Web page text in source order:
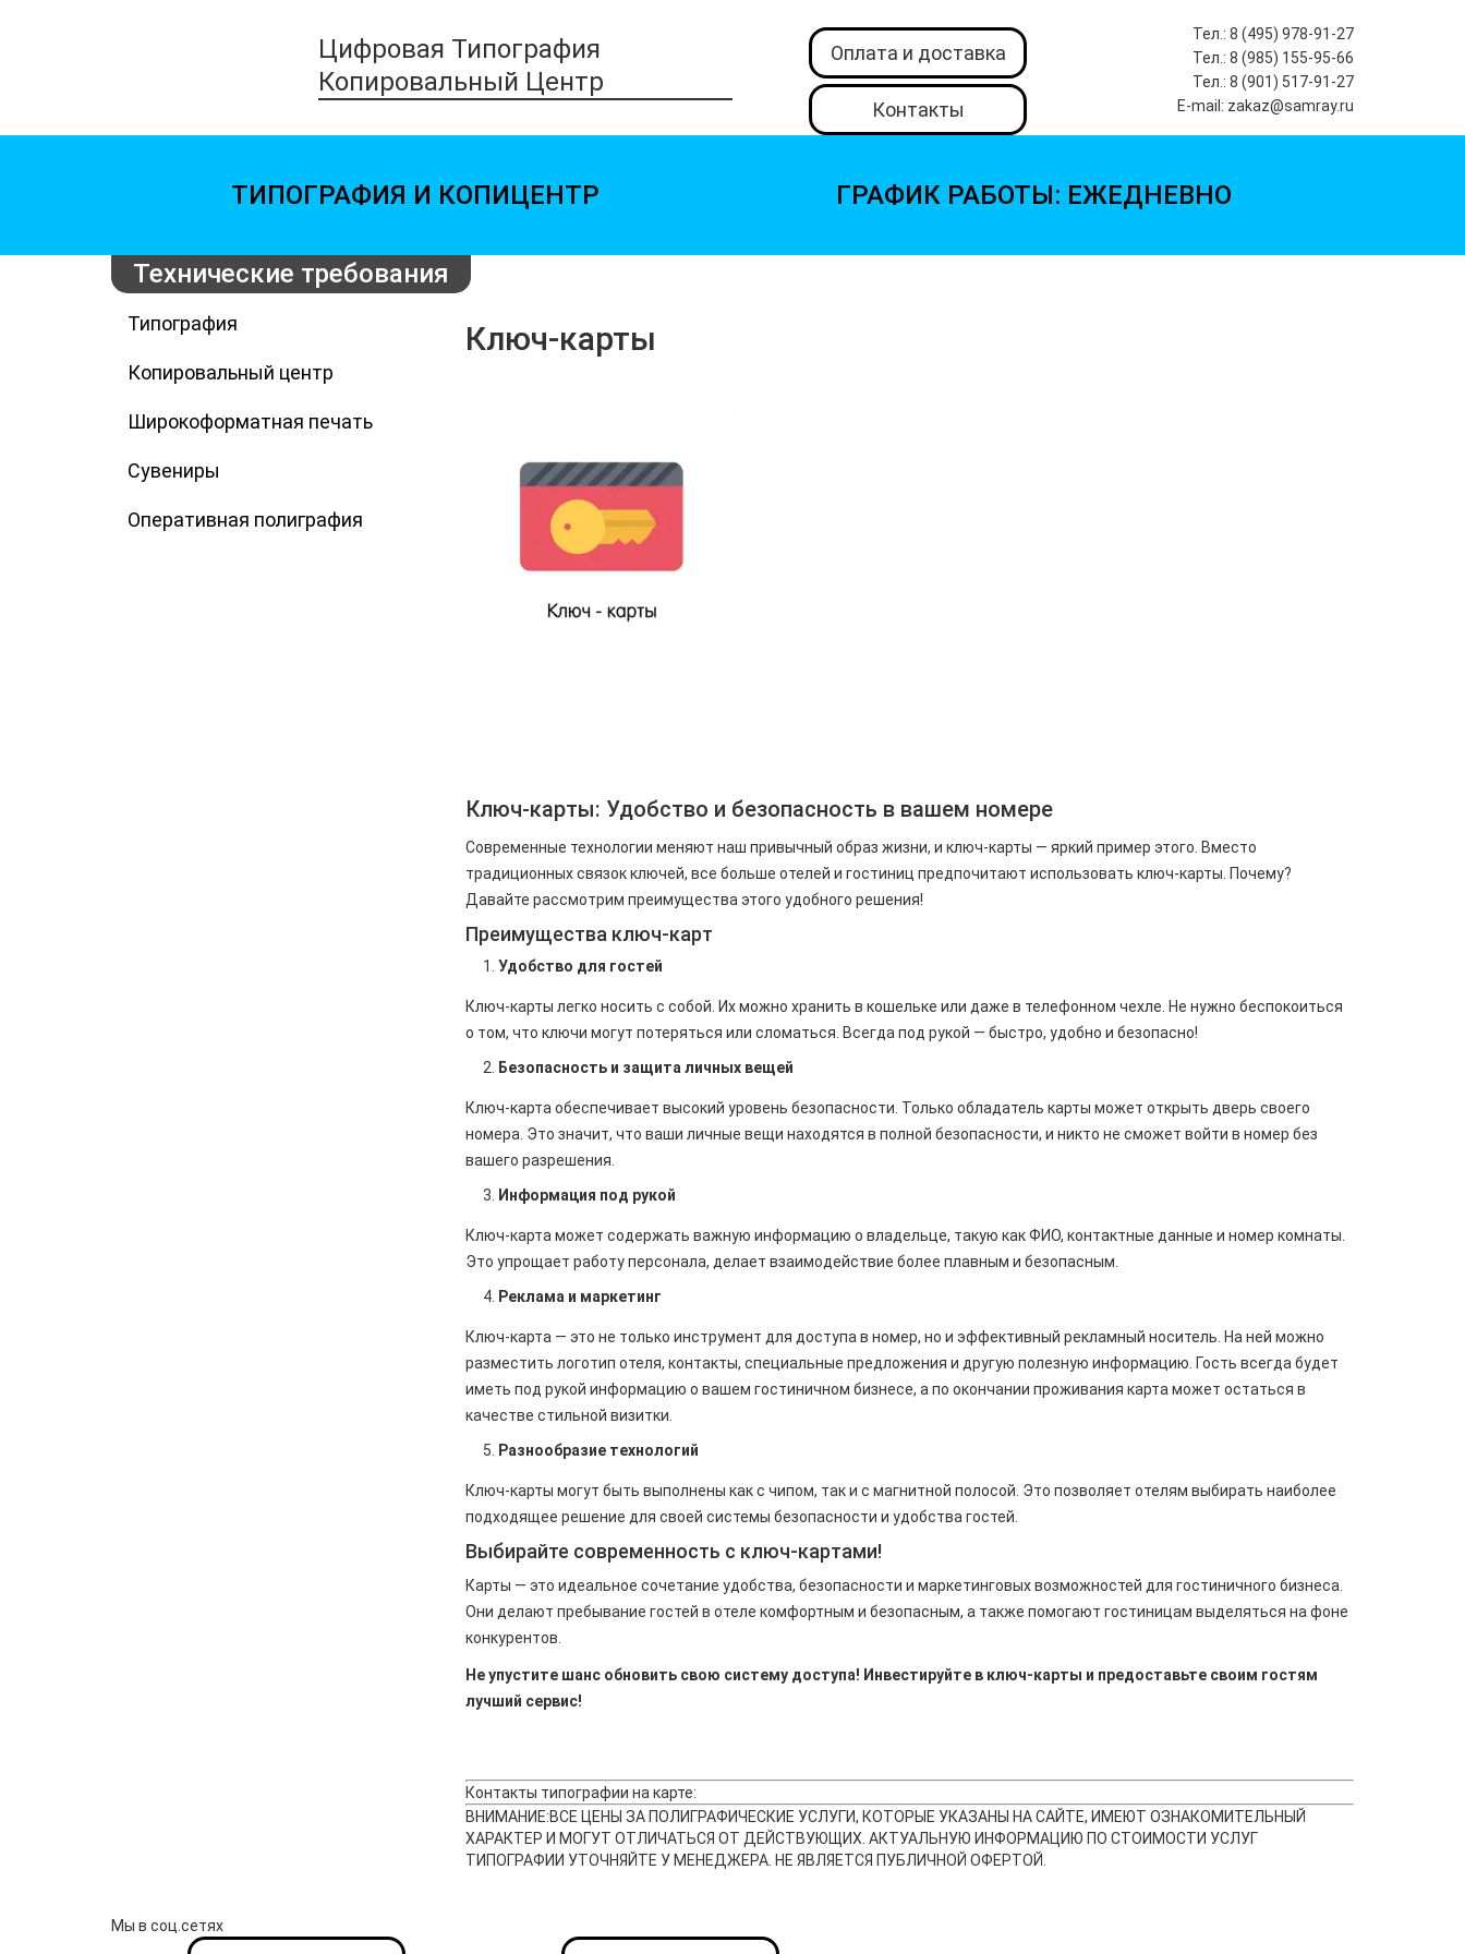
Цифровая Типография
Копировальный Центр
Оплата и доставка
Контакты
Тел.: 8 (495) 978-91-27
Тел.: 8 (985) 155-95-66
Тел.: 8 (901) 517-91-27
E-mail: zakaz@samray.ru
ТИПОГРАФИЯ И КОПИЦЕНТР ГРАФИК РАБОТЫ: ЕЖЕДНЕВНО
Технические требования
Типография
Копировальный центр
Широкоформатная печать
Сувениры
Оперативная полиграфия
Ключ-карты
Ключ-карты: Удобство и безопасность в вашем номере
Современные технологии меняют наш привычный образ жизни, и ключ-карты — яркий пример этого. Вместо
традиционных связок ключей, все больше отелей и гостиниц предпочитают использовать ключ-карты. Почему?
Давайте рассмотрим преимущества этого удобного решения!
Преимущества ключ-карт
Удобство для гостей
Ключ-карты легко носить с собой. Их можно хранить в кошельке или даже в телефонном чехле. Не нужно беспокоиться
о том, что ключи могут потеряться или сломаться. Всегда под рукой — быстро, удобно и безопасно!
Безопасность и защита личных вещей
Ключ-карта обеспечивает высокий уровень безопасности. Только обладатель карты может открыть дверь своего
номера. Это значит, что ваши личные вещи находятся в полной безопасности, и никто не сможет войти в номер без
вашего разрешения.
Информация под рукой
Ключ-карта может содержать важную информацию о владельце, такую как ФИО, контактные данные и номер комнаты.
Это упрощает работу персонала, делает взаимодействие более плавным и безопасным.
Реклама и маркетинг
Ключ-карта — это не только инструмент для доступа в номер, но и эффективный рекламный носитель. На ней можно
разместить логотип отеля, контакты, специальные предложения и другую полезную информацию. Гость всегда будет
иметь под рукой информацию о вашем гостиничном бизнесе, а по окончании проживания карта может остаться в
качестве стильной визитки.
Разнообразие технологий
Ключ-карты могут быть выполнены как с чипом, так и с магнитной полосой. Это позволяет отелям выбирать наиболее
подходящее решение для своей системы безопасности и удобства гостей.
Выбирайте современность с ключ-картами!
Карты — это идеальное сочетание удобства, безопасности и маркетинговых возможностей для гостиничного бизнеса.
Они делают пребывание гостей в отеле комфортным и безопасным, а также помогают гостиницам выделяться на фоне
конкурентов.
Не упустите шанс обновить свою систему доступа! Инвестируйте в ключ-карты и предоставьте своим гостям
лучший сервис!
Контакты типографии на карте:
ВНИМАНИЕ:ВСЕ ЦЕНЫ ЗА ПОЛИГРАФИЧЕСКИЕ УСЛУГИ, КОТОРЫЕ УКАЗАНЫ НА САЙТЕ, ИМЕЮТ ОЗНАКОМИТЕЛЬНЫЙ
ХАРАКТЕР И МОГУТ ОТЛИЧАТЬСЯ ОТ ДЕЙСТВУЮЩИХ. АКТУАЛЬНУЮ ИНФОРМАЦИЮ ПО СТОИМОСТИ УСЛУГ
ТИПОГРАФИИ УТОЧНЯЙТЕ У МЕНЕДЖЕРА. НЕ ЯВЛЯЕТСЯ ПУБЛИЧНОЙ ОФЕРТОЙ.
Мы в соц.сетях